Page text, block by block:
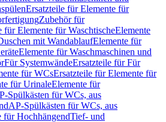
Ersatzteile für Elemente für
Zubehör für
für Elemente für WaschtischeElemente
mit WandablaufElemente für
Elemente für Waschmaschinen und
Für SystemwändeErsatzteile für Für
für WCsErsatzteile für Elemente für
für UrinaleElemente für
Spülkästen für WCs, aus
AP-Spülkästen für WCs, aus
für HochhängendTief- und